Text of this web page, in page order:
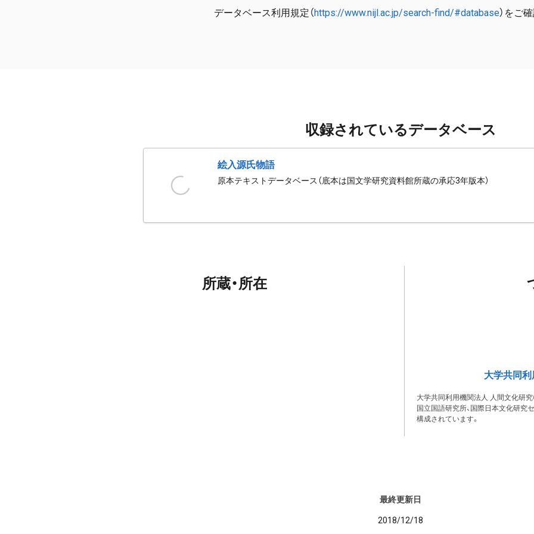
データベース利用規定（https://www.nijl.ac.jp/search-find/#database）をご
収録されているデータベース
絵入源氏物語
原本テキストデータベース（底本は国文学研究資料館所蔵の承応3年版本）
所蔵・所在
大学共同
大学共同利用機関法人 人間文化研究
国立国語研究所、国際日本文化研究
構成されています。
最終更新日
2018/12/18